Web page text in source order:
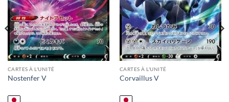
CARTES À L'UNITÉ
Nostenfer V
CARTES À L'UNITÉ
Corvaillus V